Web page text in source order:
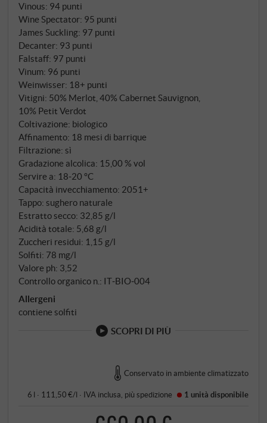
Vinous: 94 punti
Wine Spectator: 95 punti
James Suckling: 97 punti
Decanter: 93 punti
Falstaff: 97 punti
Vinum: 96 punti
Weinwisser: 18+ punti
Vitigni: 50% Merlot, 40% Cabernet Sauvignon,
10% Petit Verdot
Coltivazione: biologico
Affinamento: 18 mesi di barrique
Filtrazione: sì
Gradazione alcolica: 15,00 % vol
Servire a: 18‑20 °C
Capacità invecchiamento: 2051+
Tappo: sughero naturale
Estratto secco: 32,85 g/l
Acidità totale: 5,68 g/l
Zuccheri residui: 1,15 g/l
Solfiti: 78 mg/l
Valore ph: 3,52
Controllo organico n.: IT‑BIO‑004
Allergeni
contiene solfiti
SCOPRI DI PIÙ
Conservato in ambiente climatizzato
6 l · 111,50 €/l · IVA inclusa , piùspedizione 1 unità disponibile